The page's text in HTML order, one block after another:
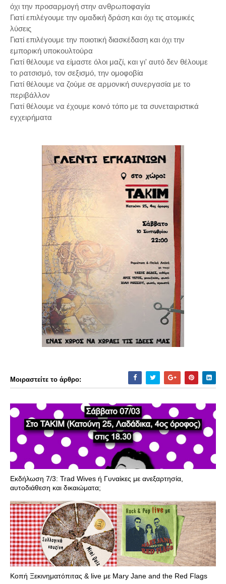
όχι την προσαρμογή στην ανθρωποφαγία
Γιατί επιλέγουμε την ομαδική δράση και όχι τις ατομικές
λύσεις
Γιατί επιλέγουμε την ποιοτική διασκέδαση και όχι την
εμπορική υποκουλτούρα
Γιατί θέλουμε να είμαστε όλοι μαζί, και γι' αυτό δεν θέλουμε
το ρατσισμό, τον σεξισμό, την ομοφοβία
Γιατί θέλουμε να ζούμε σε αρμονική συνεργασία με το
περιβάλλον
Γιατί θέλουμε να έχουμε κοινό τόπο με τα συνεταιριστικά
εγχειρήματα
Μοιραστείτε το άρθρο:
Εκδήλωση 7/3: Trad Wives ή Γυναίκες με ανεξαρτησία,
αυτοδιάθεση και δικαιώματα;
Κοπή Ξεκινηματόπιτας & live με Mary Jane and the Red Flags